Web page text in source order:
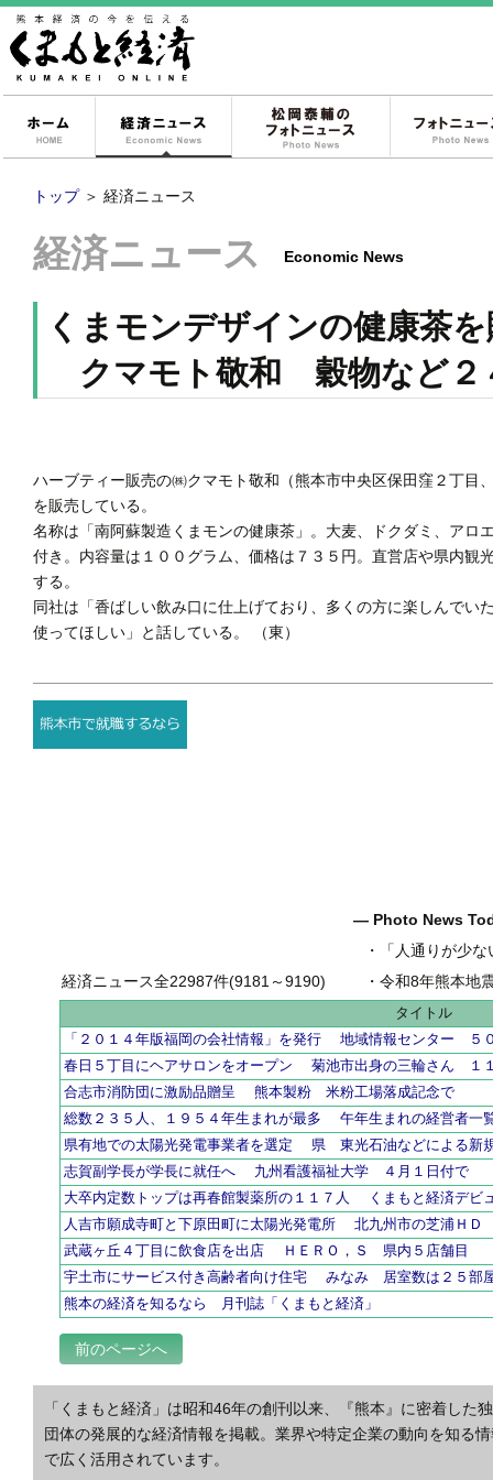
経済ニュース
トップ ＞ 経済ニュース
経済ニュース Economic News
くまモンデザインの健康茶
クマモト敬和 穀物など２
ハーブティー販売の㈱クマモト敬和（熊本市中央区保田窪２丁
を販売している。
名称は「南阿蘇製造くまモンの健康茶」。大麦、ドクダミ、ア
付き。内容量は１００グラム、価格は７３５円。直営店や県内
する。
同社は「香ばしい飲み口に仕上げており、多くの方に楽しんで
使ってほしい」と話している。 （東）
― Photo News
・
「人通りが少ない健
・令和8年熊本地
経済ニュース全22987件(9181～9190)
タイトル
「２０１４年版福岡の会社情報」を発行 地域情報センター ５
春日５丁目にヘアサロンをオープン 菊池市出身の三輪さん １
合志市消防団に激励品贈呈 熊本製粉 米粉工場落成記念で
総数２３５人、１９５４年生まれが最多 午年生まれの経営者
県有地での太陽光発電事業者を選定 県 東光石油などによる新
志賀副学長が学長に就任へ 九州看護福祉大学 ４月１日付で
大卒内定数トップは再春館製薬所の１１７人 くまもと経済デ
人吉市願成寺町と下原田町に太陽光発電所 北九州市の芝浦Ｈ
武蔵ヶ丘４丁目に飲食店を出店 ＨＥＲＯ，Ｓ 県内５店舗目
宇土市にサービス付き高齢者向け住宅 みなみ 居室数は２５部
熊本の経済を知るなら 月刊誌「くまもと経済」
前のページへ
「くまもと経済」は昭和46年の創刊以来、『熊本』に密着し
団体の発展的な経済情報を掲載。業界や特定企業の動向を知る
で広く活用されています。